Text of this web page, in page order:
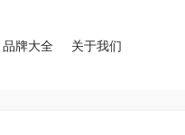
品牌大全 关于我们